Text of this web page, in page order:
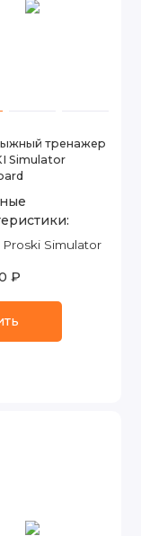
тренажер
Simulator
Proski Simulator
₽